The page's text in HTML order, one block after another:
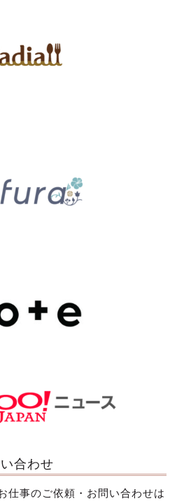
い合わせ
仕事のご依頼・お問い合わせは